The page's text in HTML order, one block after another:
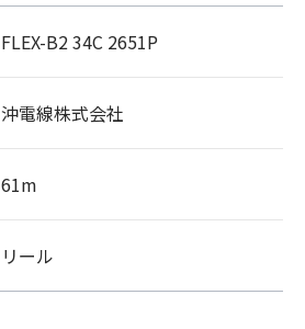
FLEX-B2 34C 2651P
沖電線株式会社
61m
リール